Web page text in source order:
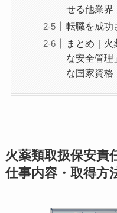
せる他業界
転職を成功
まとめ｜
な安全管理
な国家資格
火薬類取扱保安責
仕事内容・取得方